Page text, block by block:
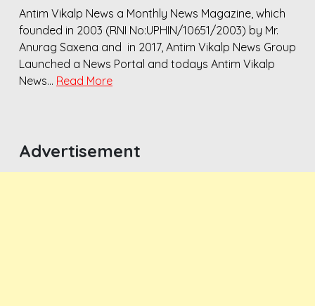
Antim Vikalp News a Monthly News Magazine, which
founded in 2003 (RNI No:UPHIN/10651/2003) by Mr.
Anurag Saxena and in 2017, Antim Vikalp News Group
Launched a News Portal and todays Antim Vikalp
News… Read More
Advertisement